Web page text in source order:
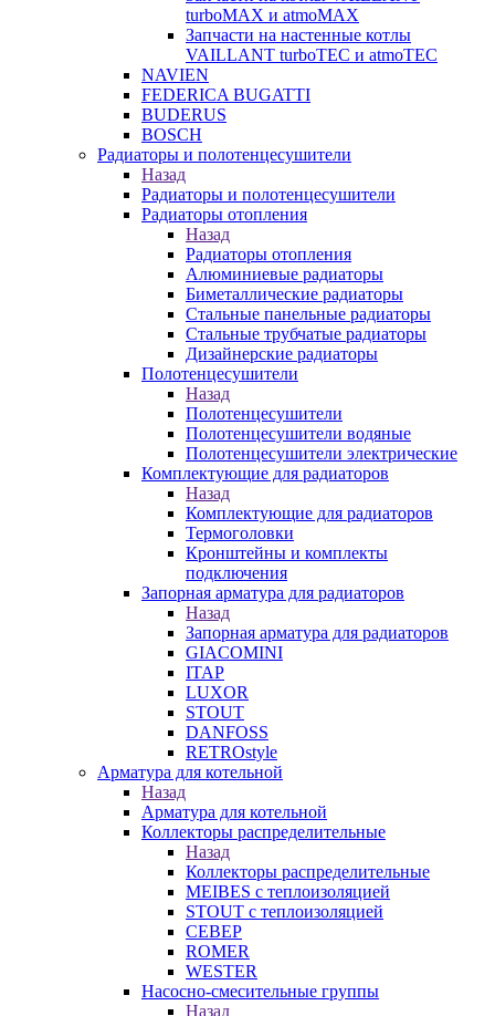
turboMAX и atmoMAX
Запчасти на настенные котлы
VAILLANT turboTEC и atmoTEC
NAVIEN
FEDERICA BUGATTI
BUDERUS
BOSCH
Радиаторы и полотенцесушители
Назад
Радиаторы и полотенцесушители
Радиаторы отопления
Назад
Радиаторы отопления
Алюминиевые радиаторы
Биметаллические радиаторы
Стальные панельные радиаторы
Стальные трубчатые радиаторы
Дизайнерские радиаторы
Полотенцесушители
Назад
Полотенцесушители
Полотенцесушители водяные
Полотенцесушители электрические
Комплектующие для радиаторов
Назад
Комплектующие для радиаторов
Термоголовки
Кронштейны и комплекты
подключения
Запорная арматура для радиаторов
Назад
Запорная арматура для радиаторов
GIACOMINI
ITAP
LUXOR
STOUT
DANFOSS
RETROstyle
Арматура для котельной
Назад
Арматура для котельной
Коллекторы распределительные
Назад
Коллекторы распределительные
MEIBES с теплоизоляцией
STOUT с теплоизоляцией
СЕВЕР
ROMER
WESTER
Насосно-смесительные группы
Назад